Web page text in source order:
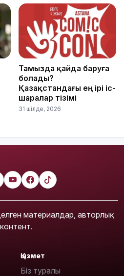
Тамызда қайда баруға
болады?
Қазақстандағы ең ірі іс-
шаралар тізімі
31 шілде, 2026
материалдар, авторлық
Қызмет
Біз туралы